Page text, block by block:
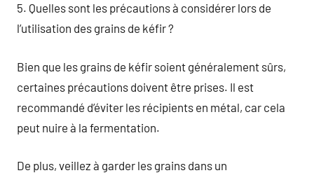
5. Quelles sont les précautions à considérer lors de
l’utilisation des grains de kéfir ?
Bien que les grains de kéfir soient généralement sûrs,
certaines précautions doivent être prises. Il est
recommandé d’éviter les récipients en métal, car cela
peut nuire à la fermentation.
De plus, veillez à garder les grains dans un